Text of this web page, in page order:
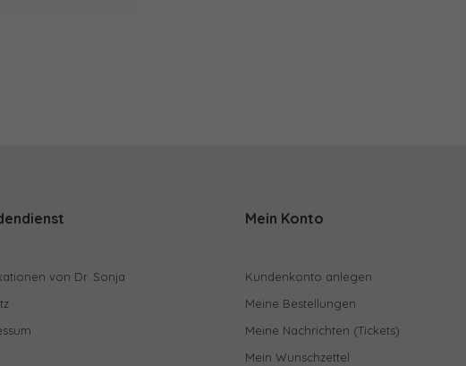
von Dr. Sonja
Mein Konto
Kundenkonto anlegen
Meine Bestellungen
Meine Nachrichten (Tickets)
Mein Wunschzettel